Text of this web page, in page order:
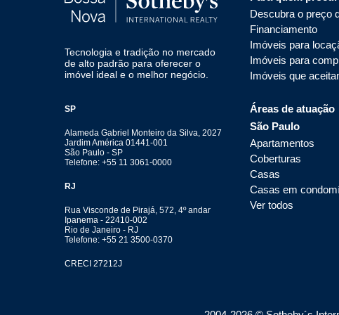
Descubra o preço
Financiamento
Imóveis para
Imóveis para
Imóveis que
Áreas de atuação
São Paulo
Apartamentos
Coberturas
Casas
Casas em
Ver todos
Tecnologia e tradição no mercado
de alto padrão para oferecer o
imóvel ideal e o melhor negócio.
SP
Alameda Gabriel Monteiro da Silva, 2027
Jardim América 01441-001
São Paulo - SP
Telefone: +55 11 3061-0000
RJ
Rua Visconde de Pirajá, 572, 4º andar
Ipanema - 22410-002
Rio de Janeiro - RJ
Telefone: +55 21 3500-0370
CRECI 27212J